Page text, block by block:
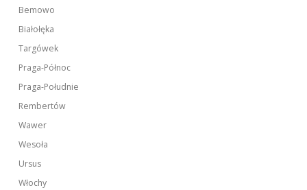
Bemowo
Białołęka
Targówek
Praga-Północ
Praga-Południe
Rembertów
Wawer
Wesoła
Ursus
Włochy